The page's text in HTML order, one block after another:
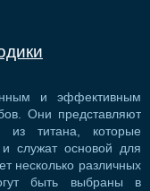
и эффективным
Они представляют
из титана, которые
служат основой для
несколько различных
быть выбраны в